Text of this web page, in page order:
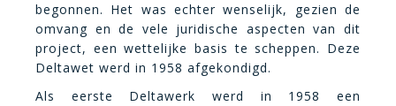
begonnen. Het was echter wenselijk, gezien de
omvang en de vele juridische aspecten van dit
project, een wettelijke basis te scheppen. Deze
Deltawet werd in 1958 afgekondigd.
Als eerste Deltawerk werd in 1958 een